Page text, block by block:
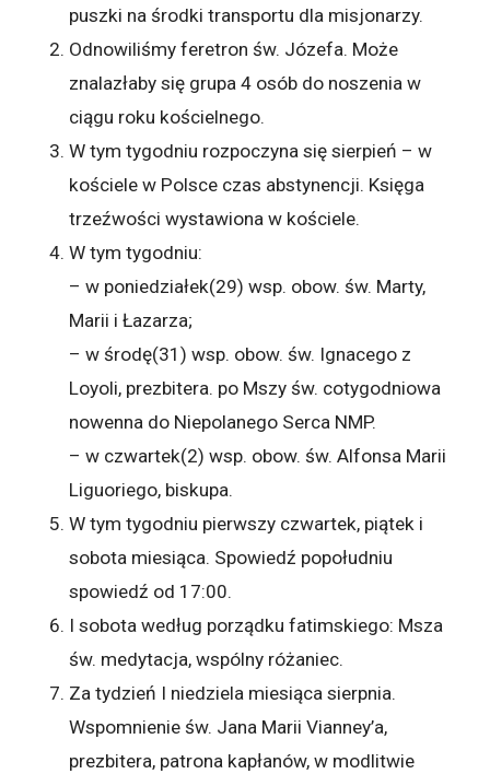
puszki na środki transportu dla misjonarzy.
Odnowiliśmy feretron św. Józefa. Może
znalazłaby się grupa 4 osób do noszenia w
ciągu roku kościelnego.
W tym tygodniu rozpoczyna się sierpień – w
kościele w Polsce czas abstynencji. Księga
trzeźwości wystawiona w kościele.
W tym tygodniu:
– w poniedziałek(29) wsp. obow. św. Marty,
Marii i Łazarza;
– w środę(31) wsp. obow. św. Ignacego z
Loyoli, prezbitera. po Mszy św. cotygodniowa
nowenna do Niepolanego Serca NMP.
– w czwartek(2) wsp. obow. św. Alfonsa Marii
Liguoriego, biskupa.
W tym tygodniu pierwszy czwartek, piątek i
sobota miesiąca. Spowiedź popołudniu
spowiedź od 17:00.
I sobota według porządku fatimskiego: Msza
św. medytacja, wspólny różaniec.
Za tydzień I niedziela miesiąca sierpnia.
Wspomnienie św. Jana Marii Vianney’a,
prezbitera, patrona kapłanów, w modlitwie